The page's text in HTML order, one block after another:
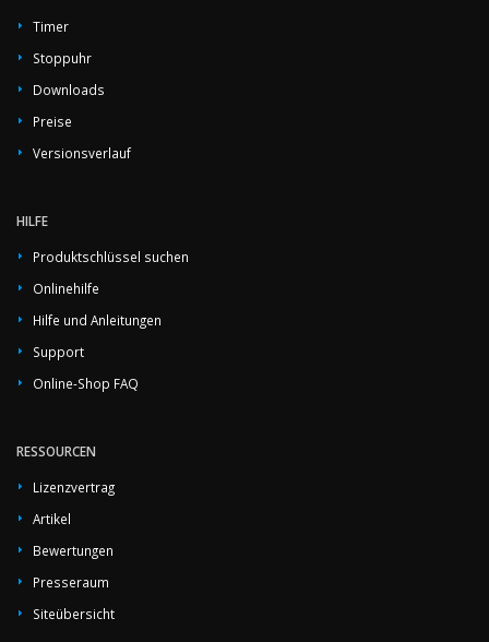
Timer
Stoppuhr
Downloads
Preise
Versionsverlauf
HILFE
Produktschlüssel suchen
Onlinehilfe
Hilfe und Anleitungen
Support
Online-Shop FAQ
RESSOURCEN
Lizenzvertrag
Artikel
Bewertungen
Presseraum
Siteübersicht